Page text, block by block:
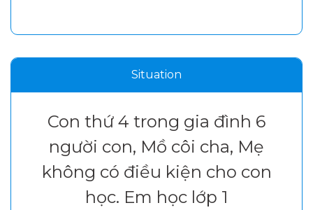
Situation
Con thứ 4 trong gia đình 6
người con, Mồ côi cha, Mẹ
không có điều kiện cho con
học. Em học lớp 1